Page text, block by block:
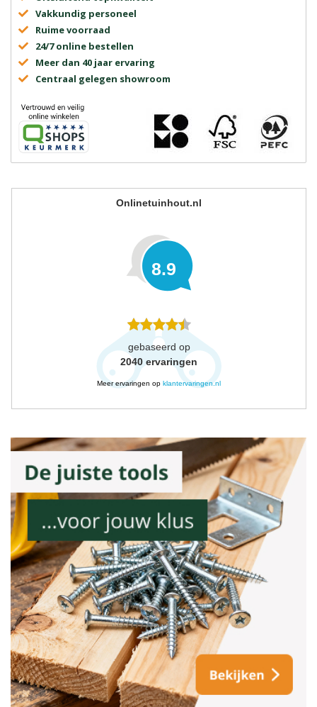
Vakkundig personeel
Ruime voorraad
24/7 online bestellen
Meer dan 40 jaar ervaring
Centraal gelegen showroom
Onlinetuinhout.nl
8.9
gebaseerd op
2040 ervaringen
Meer ervaringen op klantervaringen.nl